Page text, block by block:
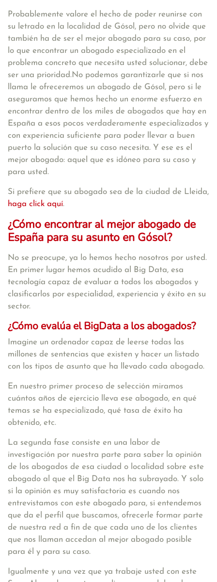
Probablemente valore el hecho de poder reunirse con
su letrado en la localidad de Gósol, pero no olvide que
también ha de ser el mejor abogado para su caso, por
lo que encontrar un abogado especializado en el
problema concreto que necesita usted solucionar, debe
ser una prioridad.No podemos garantizarle que si nos
llama le ofreceremos un abogado de Gósol, pero si le
aseguramos que hemos hecho un enorme esfuerzo en
encontrar dentro de los miles de abogados que hay en
España a esos pocos verdaderamente especializados y
con experiencia suficiente para poder llevar a buen
puerto la solución que su caso necesita. Y ese es el
mejor abogado: aquel que es idóneo para su caso y
para usted.
Si prefiere que su abogado sea de la ciudad de Lleida,
haga click aquí.
¿Cómo encontrar al mejor abogado de
España para su asunto en Gósol?
No se preocupe, ya lo hemos hecho nosotros por usted.
En primer lugar hemos acudido al Big Data, esa
tecnología capaz de evaluar a todos los abogados y
clasificarlos por especialidad, experiencia y éxito en su
sector.
¿Cómo evalúa el BigData a los abogados?
Imagine un ordenador capaz de leerse todas las
millones de sentencias que existen y hacer un listado
con los tipos de asunto que ha llevado cada abogado.
En nuestro primer proceso de selección miramos
cuántos años de ejercicio lleva ese abogado, en qué
temas se ha especializado, qué tasa de éxito ha
obtenido, etc.
La segunda fase consiste en una labor de
investigación por nuestra parte para saber la opinión
de los abogados de esa ciudad o localidad sobre este
abogado al que el Big Data nos ha subrayado. Y solo
si la opinión es muy satisfactoria es cuando nos
entrevistamos con este abogado para, si entendemos
que da el perfil que buscamos, ofrecerle formar parte
de nuestra red a fin de que cada uno de los clientes
que nos llaman accedan al mejor abogado posible
para él y para su caso.
Igualmente y una vez que ya trabaje usted con este